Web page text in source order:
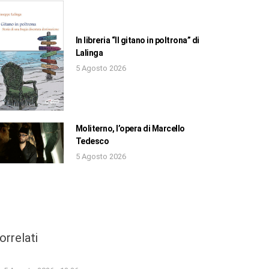
In libreria “Il gitano in poltrona” di
Lalinga
5 Agosto 2026
Moliterno, l’opera di Marcello
Tedesco
5 Agosto 2026